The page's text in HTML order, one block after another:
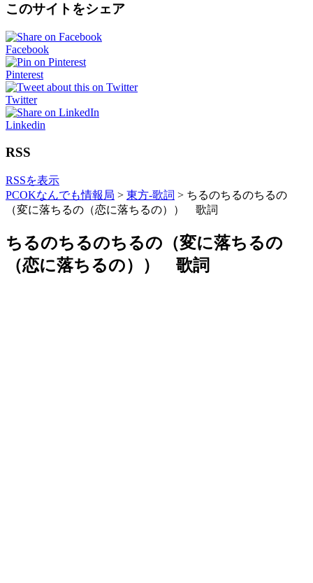
このサイトをシェア
Facebook
Pinterest
Twitter
Linkedin
RSS
RSSを表示
PCOKなんでも情報局 > 東方-歌詞 > ちるのちるのちるの
（変に落ちるの（恋に落ちるの）） 歌詞
ちるのちるのちるの（変に落ちるの
（恋に落ちるの）） 歌詞